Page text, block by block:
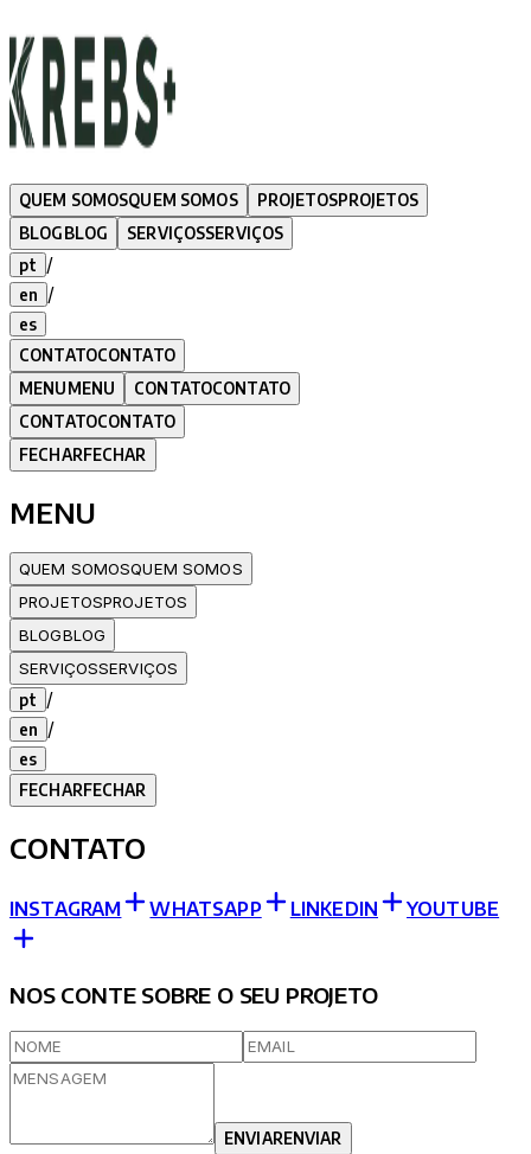
QUEM SOMOSQUEM SOMOS PROJETOSPROJETOS
BLOGBLOG SERVIÇOSSERVIÇOS
pt /
en /
es
CONTATOCONTATO
MENUMENU CONTATOCONTATO
CONTATOCONTATO
FECHARFECHAR
MENU
QUEM SOMOSQUEM SOMOS
PROJETOSPROJETOS
BLOGBLOG
SERVIÇOSSERVIÇOS
pt /
en /
es
FECHARFECHAR
CONTATO
INSTAGRAM WHATSAPP LINKEDIN YOUTUBE
NOS CONTE SOBRE O SEU PROJETO
ENVIARENVIAR